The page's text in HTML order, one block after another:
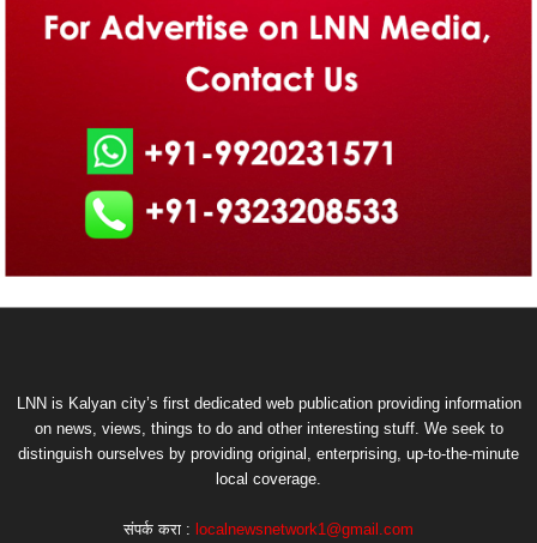
LNN is Kalyan city’s first dedicated web publication providing information
on news, views, things to do and other interesting stuff. We seek to
distinguish ourselves by providing original, enterprising, up-to-the-minute
local coverage.
संपर्क करा : localnewsnetwork1@gmail.com